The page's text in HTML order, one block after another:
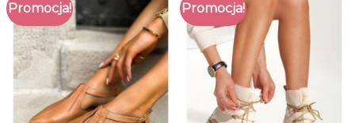
Promocja! Promocja!